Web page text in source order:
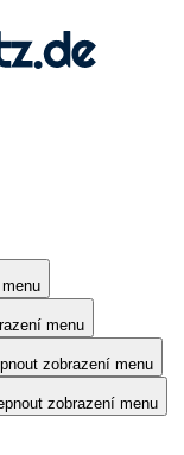
menu
zobrazení menu
zobrazení menu